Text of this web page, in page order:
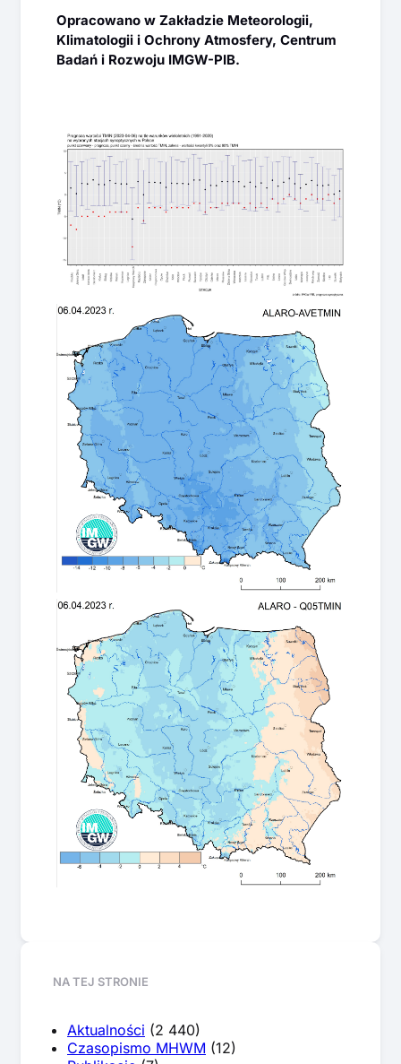
Opracowano w Zakładzie Meteorologii,
Klimatologii i Ochrony Atmosfery, Centrum
Badań i Rozwoju IMGW-PIB.
NA TEJ STRONIE
Aktualności (2 440)
Czasopismo MHWM (12)